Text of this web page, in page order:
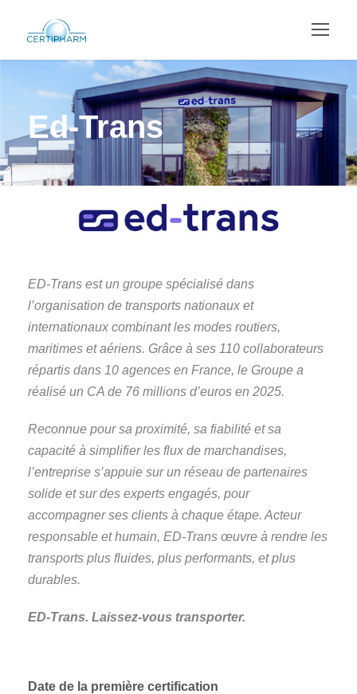
Ed-Trans
ED-Trans est un groupe spécialisé dans
l’organisation de transports nationaux et
internationaux combinant les modes routiers,
maritimes et aériens. Grâce à ses 110 collaborateurs
répartis dans 10 agences en France, le Groupe a
réalisé un CA de 76 millions d’euros en 2025.
Reconnue pour sa proximité, sa fiabilité et sa
capacité à simplifier les flux de marchandises,
l’entreprise s’appuie sur un réseau de partenaires
solide et sur des experts engagés, pour
accompagner ses clients à chaque étape. Acteur
responsable et humain, ED-Trans œuvre à rendre les
transports plus fluides, plus performants, et plus
durables.
ED-Trans. Laissez-vous transporter.
Date de la première certification